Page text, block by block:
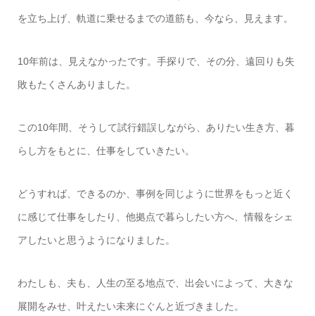
を立ち上げ、軌道に乗せるまでの道筋も、今なら、見えます。
10年前は、見えなかったです。手探りで、その分、遠回りも失
敗もたくさんありました。
この10年間、そうして試行錯誤しながら、ありたい生き方、暮
らし方をもとに、仕事をしていきたい。
どうすれば、できるのか、事例を同じように世界をもっと近く
に感じて仕事をしたり、他拠点で暮らしたい方へ、情報をシェ
アしたいと思うようになりました。
わたしも、夫も、人生の至る地点で、出会いによって、大きな
展開をみせ、叶えたい未来にぐんと近づきました。